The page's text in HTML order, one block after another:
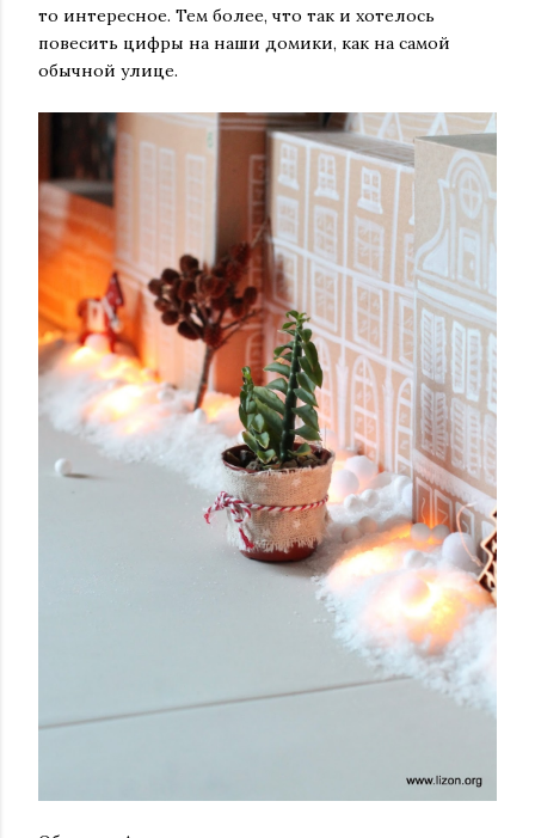
то интересное. Тем более, что так и хотелось
повесить цифры на наши домики, как на самой
обычной улице.